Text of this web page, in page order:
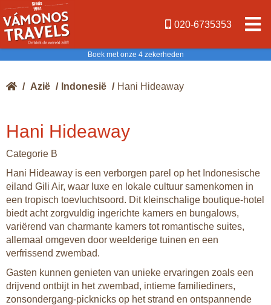
020-6735353
Boek met onze 4 zekerheden
/ Azië / Indonesië / Hani Hideaway
Hani Hideaway
Categorie B
Hani Hideaway is een verborgen parel op het Indonesische
eiland Gili Air, waar luxe en lokale cultuur samenkomen in
een tropisch toevluchtsoord. Dit kleinschalige boutique-hotel
biedt acht zorgvuldig ingerichte kamers en bungalows,
variërend van charmante kamers tot romantische suites,
allemaal omgeven door weelderige tuinen en een
verfrissend zwembad.
Gasten kunnen genieten van unieke ervaringen zoals een
drijvend ontbijt in het zwembad, intieme familiediners,
zonsondergang-picknicks op het strand en ontspannende